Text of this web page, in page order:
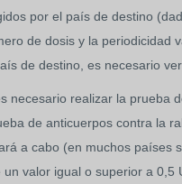
por el país de destino
de dosis y la periodicidad
de destino, es necesario
necesario realizar la prueba
de anticuerpos contra la
a cabo (en muchos países
un valor igual o superior a 0,5